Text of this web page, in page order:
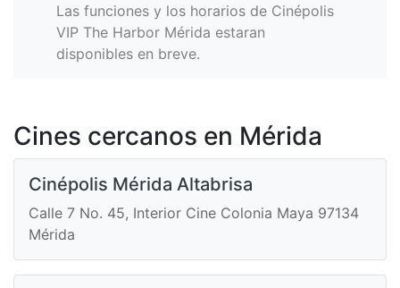
Las funciones y los horarios de Cinépolis
VIP The Harbor Mérida estaran
disponibles en breve.
Cines cercanos en Mérida
Cinépolis Mérida Altabrisa
Calle 7 No. 45, Interior Cine Colonia Maya 97134
Mérida